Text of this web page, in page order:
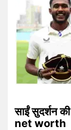
साईं सुदर्शन
net worth